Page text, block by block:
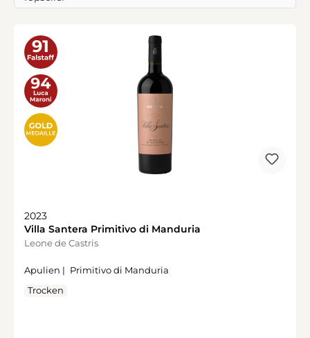
2023
Villa Santera Primitivo di Manduria
Leone de Castris
Apulien | Primitivo di Manduria
Trocken